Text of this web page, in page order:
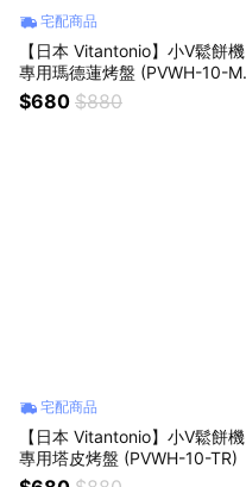
宅配商品
【日本 Vitantonio】小V鬆餅機
專用瑪德蓮烤盤 (PVWH-10-M
D)
$680 $880
宅配商品
【日本 Vitantonio】小V鬆餅機
專用塔皮烤盤 (PVWH-10-TR)